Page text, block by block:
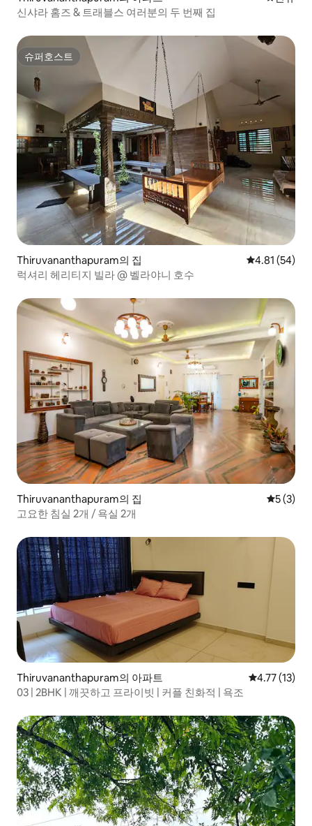
신샤라 홈즈 & 트래블스 여러분의 두 번째 집
슈퍼호스트
슈퍼호스트
Thiruvananthapuram의 집 평점 4.81점
4.81 (54)
럭셔리 헤리티지 빌라 @ 벨라야니 호수
Thiruvananthapuram의 집 평점 5점
5 (3)
고요한 침실 2개 / 욕실 2개
Thiruvananthapuram의 아파트 평점 4.77점
4.77 (13)
03 | 2BHK | 깨끗하고 프라이빗 | 커플 친화적 | 욕조